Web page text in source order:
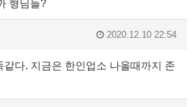
형님들?
2020.12.10 22:54
같다. 지금은 한인업소 나올때까지 존